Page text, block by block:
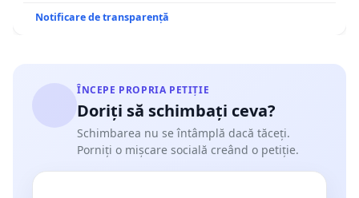
Notificare de transparență
ÎNCEPE PROPRIA PETIȚIE
Doriți să schimbați ceva?
Schimbarea nu se întâmplă dacă tăceți.
Porniți o mișcare socială creând o petiție.